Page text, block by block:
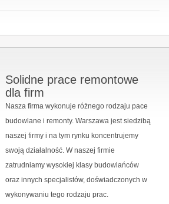
Solidne prace remontowe
dla firm
Nasza firma wykonuje różnego rodzaju pace
budowlane i remonty. Warszawa jest siedzibą
naszej firmy i na tym rynku koncentrujemy
swoją działalność. W naszej firmie
zatrudniamy wysokiej klasy budowlańców
oraz innych specjalistów, doświadczonych w
wykonywaniu tego rodzaju prac.